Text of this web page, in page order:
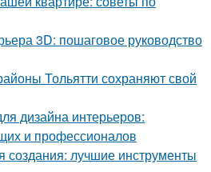
3D: пошаговое руководство
Тольятти сохраняют свой
дизайна интерьеров:
и профессионалов
лучшие инструменты